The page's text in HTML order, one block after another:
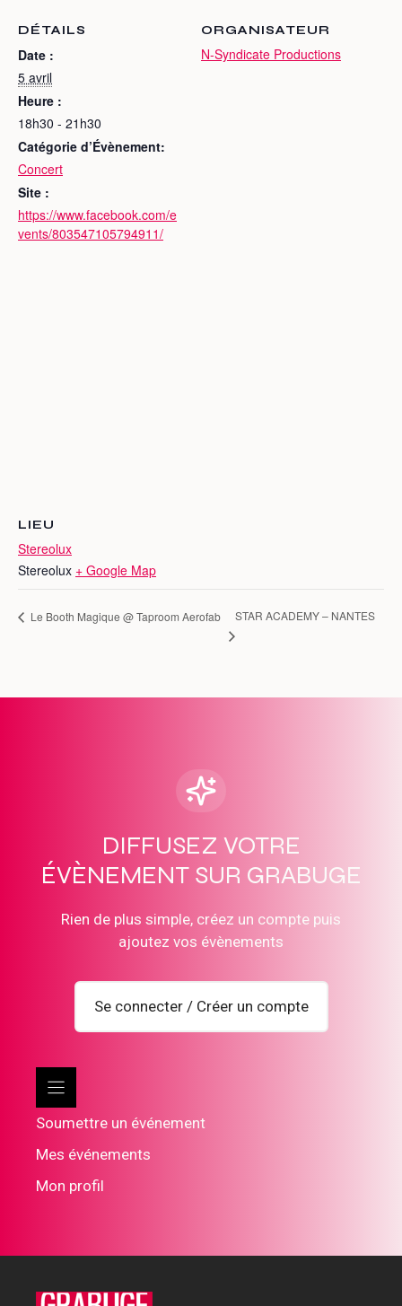
DÉTAILS
Date :
5 avril
Heure :
18h30 - 21h30
Catégorie d’Évènement:
Concert
Site :
https://www.facebook.com/e
vents/803547105794911/
ORGANISATEUR
N-Syndicate Productions
LIEU
Stereolux
Stereolux + Google Map
Le Booth Magique @ Taproom Aerofab STAR ACADEMY – NANTES
DIFFUSEZ VOTRE
ÉVÈNEMENT SUR GRABUGE
Rien de plus simple, créez un compte puis
ajoutez vos évènements
Se connecter / Créer un compte
Soumettre un événement
Mes événements
Mon profil